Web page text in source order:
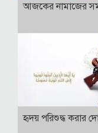
আজকের নামাজের
হৃদয় পরিশুদ্ধ করার